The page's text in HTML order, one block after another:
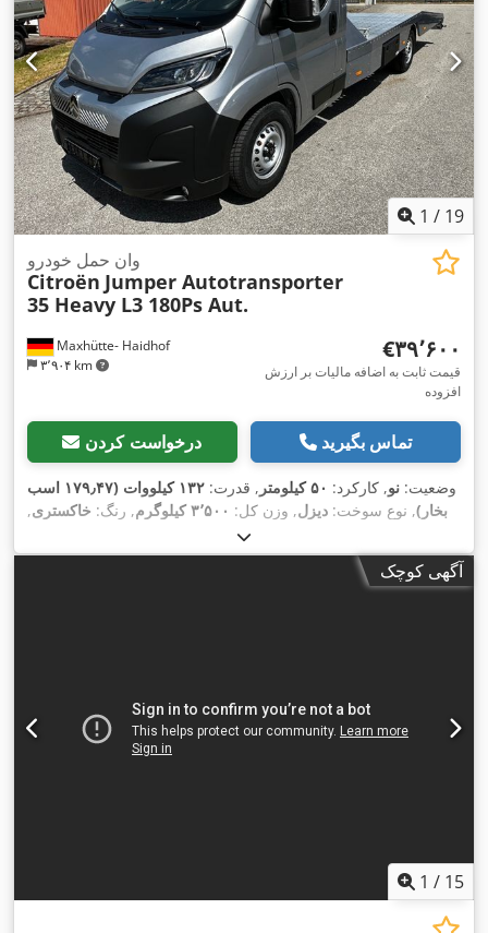
1 / 19
Maxhütte- Haidhof
۳٬۹۰۴ km
وان حمل خودرو
Citroën Jumper Autotransporter
35 Heavy L3 180Ps Aut.
‎€۳۹٬۶۰۰
قیمت ثابت به اضافه مالیات بر ارزش
افزوده
درخواست کردن تماس بگیرید
وضعیت: نو, کارکرد: ۵۰ کیلومتر , قدرت:
۱۳۲ کیلووات (۱۷۹٫۴۷ اسب
بخار), نوع سوخت: دیزل, وزن کل: ۳٬۵۰۰ کیلوگرم , رنگ: خاکستری,
, کلاس انتشار:
میلی‌متر, عرض کل:۲٬۴۰۰ میلی‌متر , ارتفاع کل:۲٬۲۰۰ میلی‌متر
,
طول فضای بارگیری:
آگهی کوچک
1 / 15